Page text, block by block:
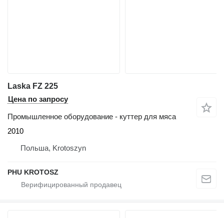
Laska FZ 225
Цена по запросу
Промышленное оборудование - куттер для мяса
2010
Польша, Krotoszyn
PHU KROTOSZ